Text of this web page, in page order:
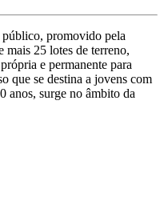
público, promovido pela
mais 25 lotes de terreno,
e permanente para
que se destina a jovens com
anos, surge no âmbito da